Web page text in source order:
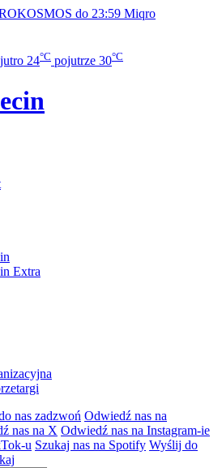
do 23:59 Miqro
jutro 24°C pojutrze 30°C
Extra
nas zadzwoń Odwiedź nas na
nas na X Odwiedź nas na Instagram-ie
u Szukaj nas na Spotify Wyślij do